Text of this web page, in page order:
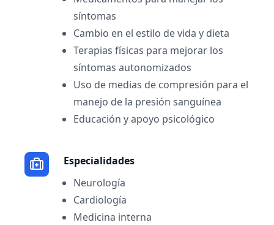
síntomas
Cambio en el estilo de vida y dieta
Terapias físicas para mejorar los
síntomas autonomizados
Uso de medias de compresión para el
manejo de la presión sanguínea
Educación y apoyo psicológico
Especialidades
Neurología
Cardiología
Medicina interna